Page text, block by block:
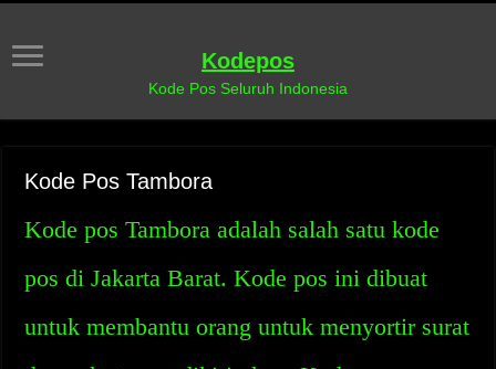
Kodepos
Kode Pos Seluruh Indonesia
Kode Pos Tambora
Kode pos Tambora adalah salah satu kode
pos di Jakarta Barat. Kode pos ini dibuat
untuk membantu orang untuk menyortir surat